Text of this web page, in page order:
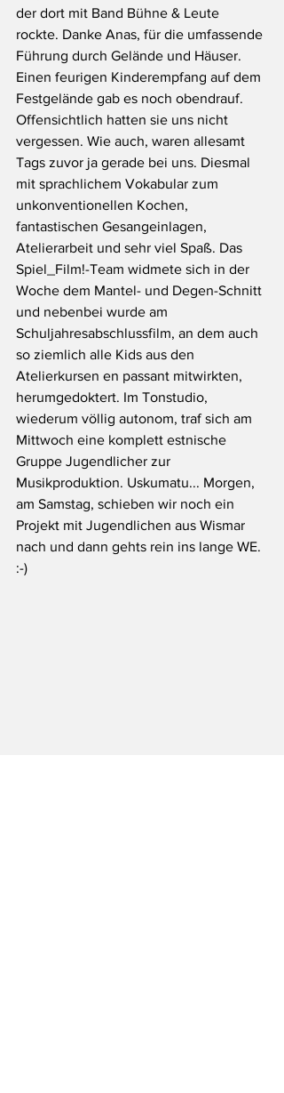
der dort mit Band Bühne & Leute
rockte. Danke Anas, für die umfassende
Führung durch Gelände und Häuser.
Einen feurigen Kinderempfang auf dem
Festgelände gab es noch obendrauf.
Offensichtlich hatten sie uns nicht
vergessen. Wie auch, waren allesamt
Tags zuvor ja gerade bei uns. Diesmal
mit sprachlichem Vokabular zum
unkonventionellen Kochen,
fantastischen Gesangeinlagen,
Atelierarbeit und sehr viel Spaß. Das
Spiel_Film!-Team widmete sich in der
Woche dem Mantel- und Degen-Schnitt
und nebenbei wurde am
Schuljahresabschlussfilm, an dem auch
so ziemlich alle Kids aus den
Atelierkursen en passant mitwirkten,
herumgedoktert. Im Tonstudio,
wiederum völlig autonom, traf sich am
Mittwoch eine komplett estnische
Gruppe Jugendlicher zur
Musikproduktion. Uskumatu... Morgen,
am Samstag, schieben wir noch ein
Projekt mit Jugendlichen aus Wismar
nach und dann gehts rein ins lange WE.
:-)